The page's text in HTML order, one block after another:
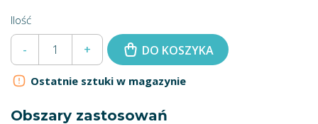
Ilość
- + DO KOSZYKA
Ostatnie sztuki w magazynie
Obszary zastosowań